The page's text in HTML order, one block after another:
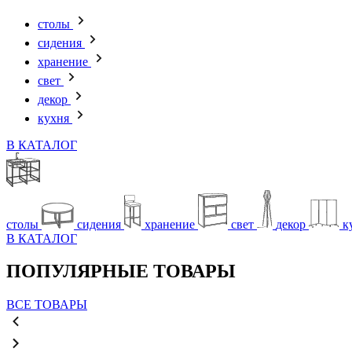
столы
сидения
хранение
свет
декор
кухня
В КАТАЛОГ
столы сидения хранение свет декор
В КАТАЛОГ
ПОПУЛЯРНЫЕ ТОВАРЫ
ВСЕ ТОВАРЫ